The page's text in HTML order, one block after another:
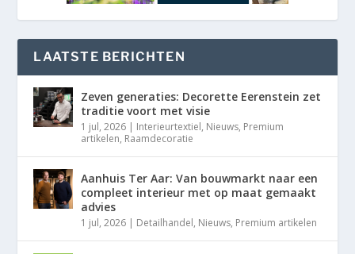
LAATSTE BERICHTEN
Zeven generaties: Decorette Eerenstein zet
traditie voort met visie
1 jul, 2026 | Interieurtextiel, Nieuws, Premium
artikelen, Raamdecoratie
Aanhuis Ter Aar: Van bouwmarkt naar een
compleet interieur met op maat gemaakt
advies
1 jul, 2026 | Detailhandel, Nieuws, Premium artikelen